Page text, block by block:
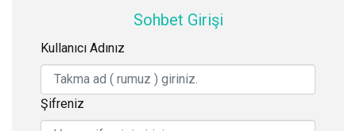
Sohbet Girişi
Kullanıcı Adınız
Şifreniz